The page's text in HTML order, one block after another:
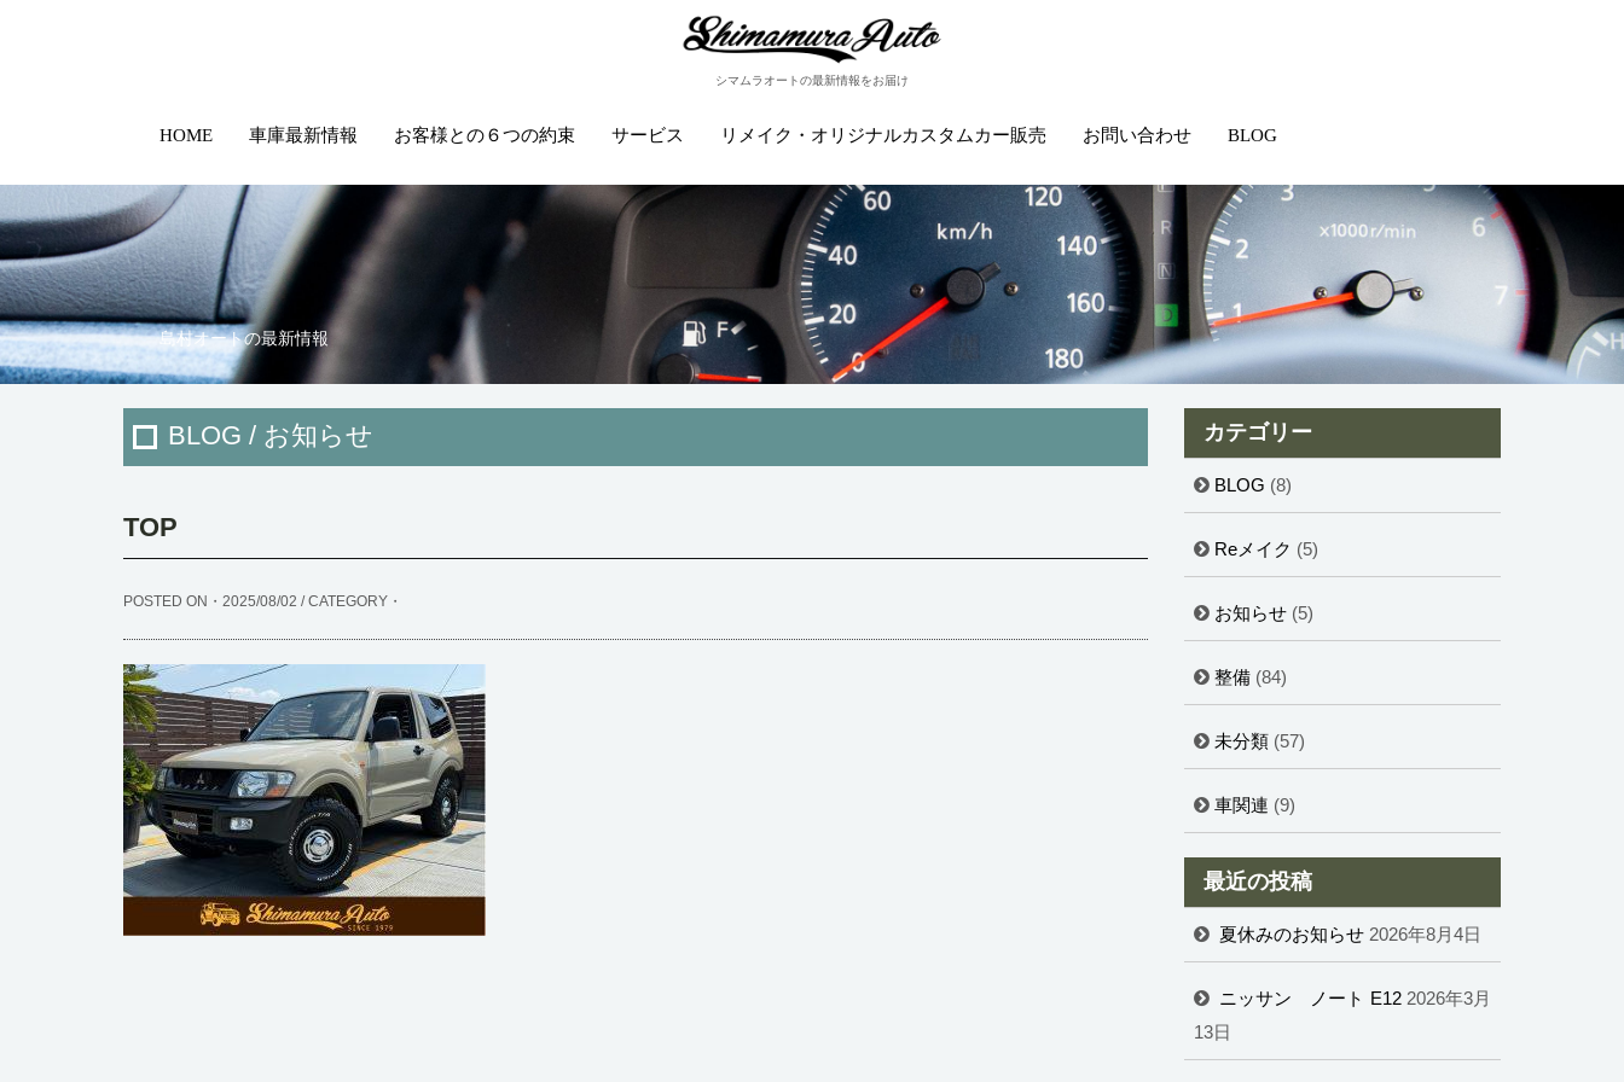
シマムラオートの最新情報をお届け
HOME 車庫最新情報 お客様との６つの約束 サービス リメイク・オリジナルカスタムカー販売 お問い合わせ BLOG
島村オートの最新情報
BLOG / お知らせ
TOP
POSTED ON・2025/08/02 / CATEGORY・
カテゴリー
BLOG (8)
Reメイク (5)
お知らせ(5)
整備(84)
未分類(57)
車関連 (9)
最近の投稿
夏休みのお知らせ 2026年8月4日
ニッサン ノート E12 2026年3月
13日